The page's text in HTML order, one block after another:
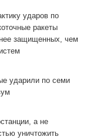
ударов по
ракеты
защищенных, чем
ударили по семи
а не
уничтожить